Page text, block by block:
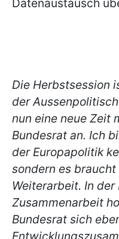
Datenaustausch
Die Herbstsession
der
nun eine neue Zeit
Bundesrat an. Ich
der Europapolitik
sondern es
Weiterarbeit. In
Zusammenarbeit
Bundesrat sich